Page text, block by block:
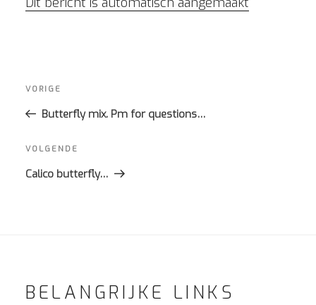
navigatie
Vorig
bericht
VORIGE
Butterfly mix. Pm for questions…
Volgend
bericht
VOLGENDE
Calico butterfly…
BELANGRIJKE LINKS